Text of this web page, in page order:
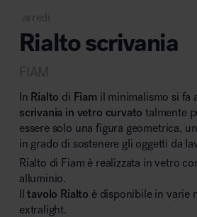
Area lounge e attesa
Area outdoor
arredi
Rialto scrivania
FIAM
In Rialto di Fiam il minimalismo si fa
scrivania in vetro curvato talmente
essere solo una figura geometrica,
in grado di sostenere gli oggetti da
Rialto di Fiam è realizzata in vetro
alluminio.
Iltavolo Rialto è disponibile in varie
extralight.